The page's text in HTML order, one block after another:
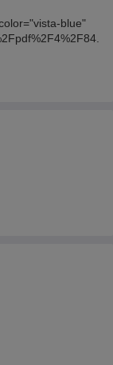
blue"